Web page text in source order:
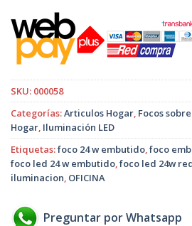
SKU: 000058
Categorías:Articulos Hogar, Focos
Hogar, Iluminación LED
Etiquetas:foco 24 w embutido,foco
foco led 24 w embutido,foco led 24w
iluminacion, OFICINA
Preguntar por Whatsapp